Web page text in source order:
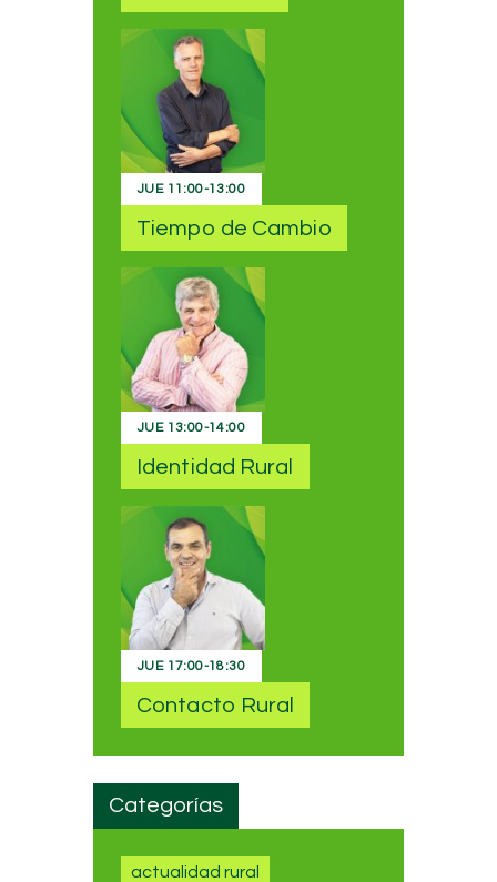
JUE 11:00-13:00
Tiempo de Cambio
JUE 13:00-14:00
Identidad Rural
JUE 17:00-18:30
Contacto Rural
Categorías
actualidad rural